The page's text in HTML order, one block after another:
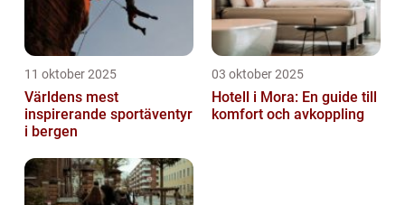
11 oktober 2025
Världens mest
inspirerande sportäventyr
i bergen
03 oktober 2025
Hotell i Mora: En guide till
komfort och avkoppling